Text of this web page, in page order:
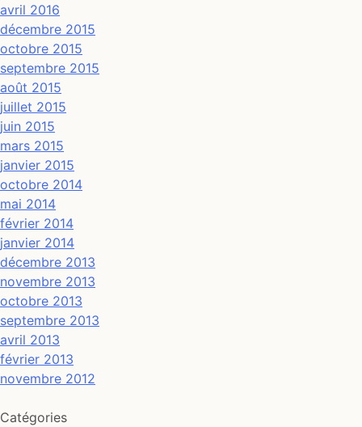
avril 2016
décembre 2015
octobre 2015
septembre 2015
août 2015
juillet 2015
juin 2015
mars 2015
janvier 2015
octobre 2014
mai 2014
février 2014
janvier 2014
décembre 2013
novembre 2013
octobre 2013
septembre 2013
avril 2013
février 2013
novembre 2012
Catégories